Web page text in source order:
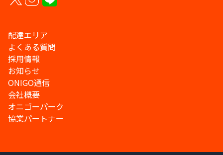
配達エリア
よくある質問
採用情報
お知らせ
ONIGO通信
会社概要
オニゴーパーク
協業パートナー